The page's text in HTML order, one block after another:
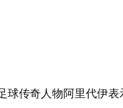
传奇人物阿里代伊